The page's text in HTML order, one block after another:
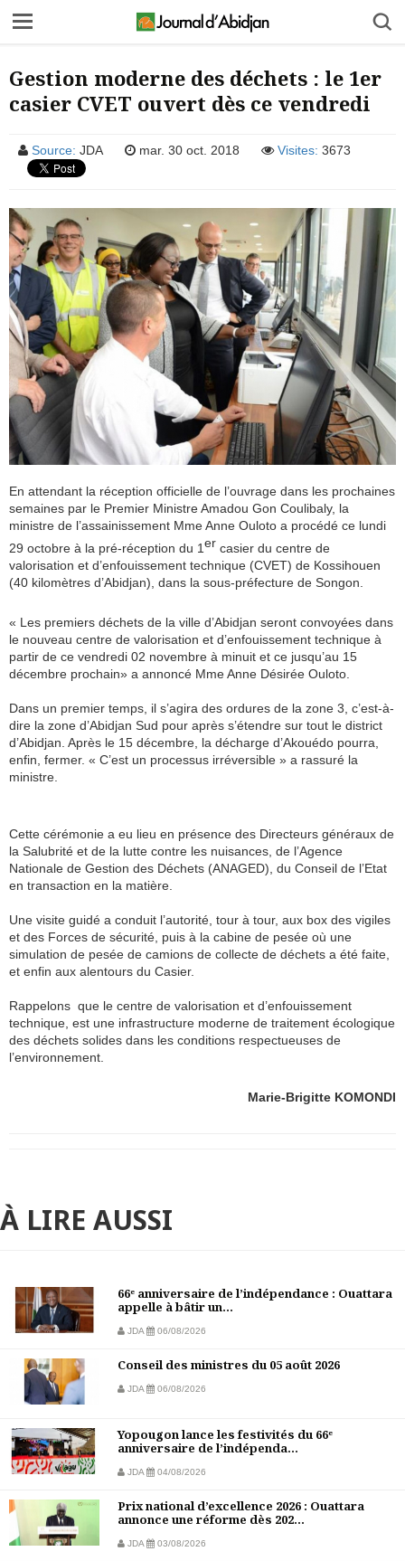
Gestion moderne des déchets : le 1er
casier CVET ouvert dès ce vendredi
Source: JDA mar. 30 oct. 2018 Visites: 3673
En attendant la réception officielle de l’ouvrage dans les prochaines
semaines par le Premier Ministre Amadou Gon Coulibaly, la
ministre de l’assainissement Mme Anne Ouloto a procédé ce lundi
29 octobre à la pré-réception du 1er casier du centre de
valorisation et d’enfouissement technique (CVET) de Kossihouen
(40 kilomètres d’Abidjan), dans la sous-préfecture de Songon.
« Les premiers déchets de la ville d’Abidjan seront convoyées dans
le nouveau centre de valorisation et d’enfouissement technique à
partir de ce vendredi 02 novembre à minuit et ce jusqu’au 15
décembre prochain» a annoncé Mme Anne Désirée Ouloto.
Dans un premier temps, il s’agira des ordures de la zone 3, c’est-à-
dire la zone d’Abidjan Sud pour après s’étendre sur tout le district
d’Abidjan. Après le 15 décembre, la décharge d’Akouédo pourra,
enfin, fermer. « C’est un processus irréversible » a rassuré la
ministre.
Cette cérémonie a eu lieu en présence des Directeurs généraux de
la Salubrité et de la lutte contre les nuisances, de l’Agence
Nationale de Gestion des Déchets (ANAGED), du Conseil de l’Etat
en transaction en la matière.
Une visite guidé a conduit l’autorité, tour à tour, aux box des vigiles
et des Forces de sécurité, puis à la cabine de pesée où une
simulation de pesée de camions de collecte de déchets a été faite,
et enfin aux alentours du Casier.
Rappelons que le centre de valorisation et d’enfouissement
technique, est une infrastructure moderne de traitement écologique
des déchets solides dans les conditions respectueuses de
l’environnement.
Marie-Brigitte KOMONDI
À LIRE AUSSI
66ᵉ anniversaire de l’indépendance : Ouattara
appelle à bâtir un...
JDA 06/08/2026
Conseil des ministres du 05 août 2026
JDA 06/08/2026
Yopougon lance les festivités du 66ᵉ
anniversaire de l’indépenda...
JDA 04/08/2026
Prix national d’excellence 2026 : Ouattara
annonce une réforme dès 202...
JDA 03/08/2026